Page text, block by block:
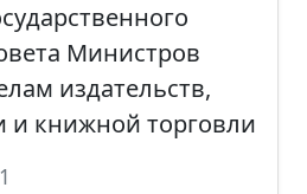
Министров
издательств,
и книжной торговли